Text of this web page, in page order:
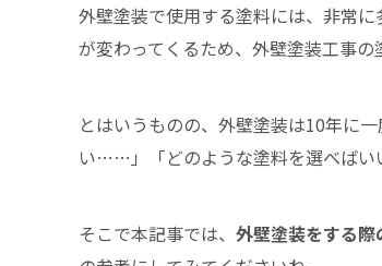
外壁塗装で使用する塗料には、非常
が変わってくるため、外壁塗装工事の
とはいうものの、外壁塗装は10年に
い……」「どのような塗料を選べばい
そこで本記事では、 外壁塗装をする際